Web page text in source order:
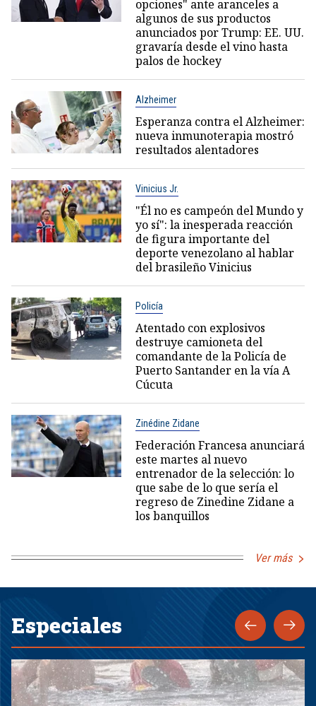
opciones" ante aranceles a
algunos de sus productos
anunciados por Trump: EE. UU.
gravaría desde el vino hasta
palos de hockey
Alzheimer
Esperanza contra el Alzheimer:
nueva inmunoterapia mostró
resultados alentadores
Vinicius Jr.
"Él no es campeón del Mundo y
yo sí": la inesperada reacción
de figura importante del
deporte venezolano al hablar
del brasileño Vinicius
Policía
Atentado con explosivos
destruye camioneta del
comandante de la Policía de
Puerto Santander en la vía A
Cúcuta
Zinédine Zidane
Federación Francesa anunciará
este martes al nuevo
entrenador de la selección: lo
que sabe de lo que sería el
regreso de Zinedine Zidane a
los banquillos
Ver más
Especiales